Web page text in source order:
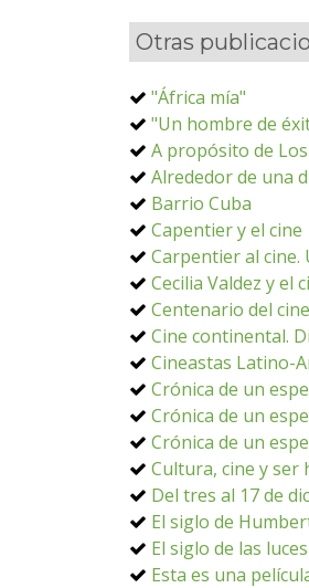
Otras
"África mía"
"Un hombre de
A propósito de
Alrededor de una
Barrio Cuba
Capentier y el cine
Carpentier al cine.
Cecilia Valdez y el
Centenario del
Cine continental.
Cineastas Latino-
Crónica de un
Crónica de un
Crónica de un
Cultura, cine y ser
Del tres al 17 de
El siglo de
El siglo de las
Esta es una